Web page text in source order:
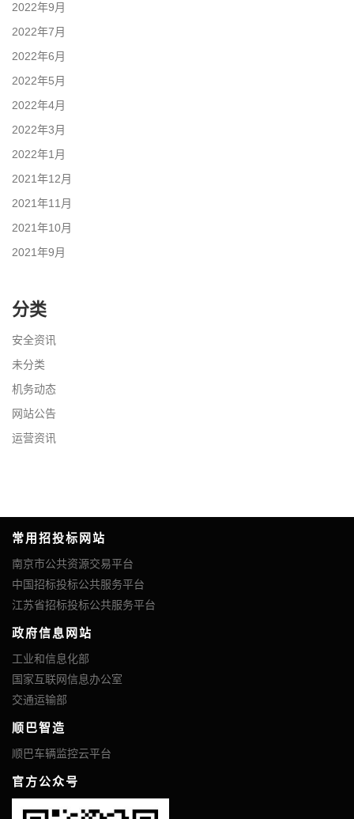
2022年9月
2022年7月
2022年6月
2022年5月
2022年4月
2022年3月
2022年1月
2021年12月
2021年11月
2021年10月
2021年9月
分类
安全资讯
未分类
机务动态
网站公告
运营资讯
常用招投标网站
南京市公共资源交易平台
中国招标投标公共服务平台
江苏省招标投标公共服务平台
政府信息网站
工业和信息化部
国家互联网信息办公室
交通运输部
顺巴智造
顺巴车辆监控云平台
官方公众号